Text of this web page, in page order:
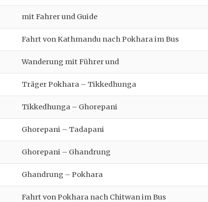
mit Fahrer und Guide
Fahrt von Kathmandu nach Pokhara im Bus
Wanderung mit Führer und
Träger Pokhara – Tikkedhunga
Tikkedhunga – Ghorepani
Ghorepani – Tadapani
Ghorepani – Ghandrung
Ghandrung – Pokhara
Fahrt von Pokhara nach Chitwan im Bus